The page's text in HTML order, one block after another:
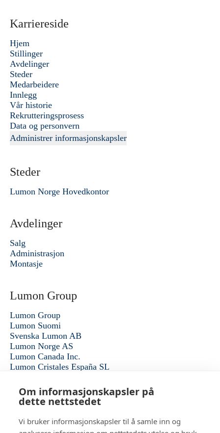
Om informasjonskapsler på
dette nettstedet
Vi bruker informasjonskapsler til å samle inn og
Karriereside
Hjem
Stillinger
Avdelinger
Steder
Medarbeidere
Innlegg
Vår historie
Rekrutteringsprosess
Data og personvern
Administrer informasjonskapsler
Steder
Lumon Norge Hovedkontor
Avdelinger
Salg
Administrasjon
Montasje
Lumon Group
Lumon Group
Lumon Suomi
Svenska Lumon AB
Lumon Norge AS
Lumon Canada Inc.
Lumon Cristales España SL